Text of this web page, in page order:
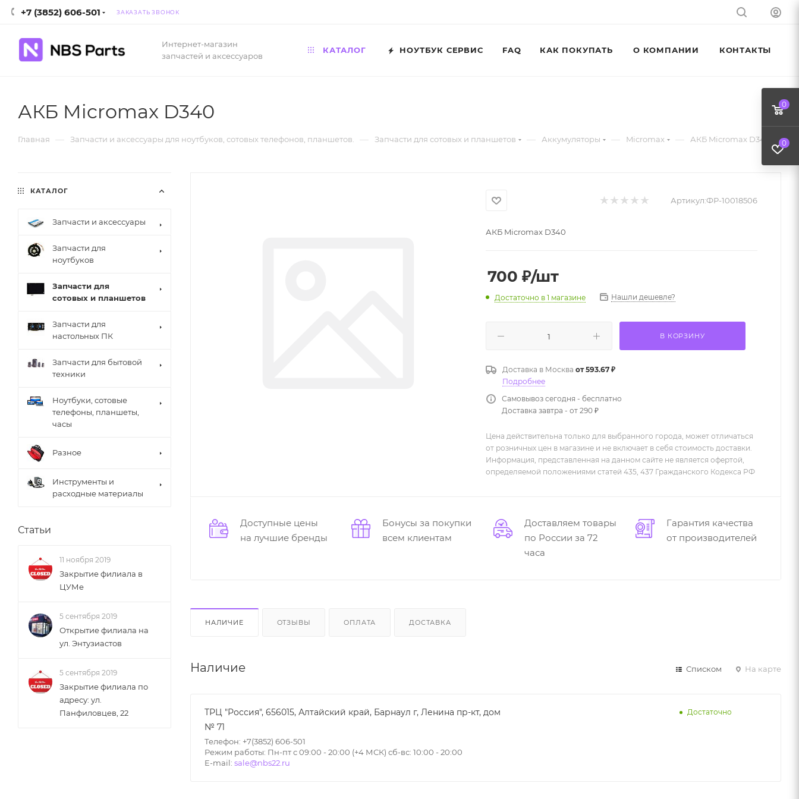
+7 (3852) 606-501 ЗАКАЗАТЬ ЗВОНОК
Интернет-магазин
запчастей и аксессуаров
КАТАЛОГ НОУТБУК СЕРВИС FAQ КАК ПОКУПАТЬ О КОМПАНИИ КОНТАКТЫ
АКБ Micromax D340
Главная — Запчасти и аксессуары для ноутбуков, сотовых телефонов, планшетов. — Запчасти для сотовых и планшетов — Аккумуляторы — Micromax — АКБ Micromax D340
Артикул:ФР-10018506
АКБ Micromax D340
700 ₽/шт
Достаточно в 1 магазине Нашли дешевле?
В КОРЗИНУ
Доставка в Москва от 593.67 ₽
Подробнее
Самовывоз сегодня - бесплатно
Доставка завтра - от 290 ₽
Цена действительна только для выбранного города, может отличаться
от розничных цен в магазине и не включает в себя стоимость доставки.
Информация, представленная на данном сайте не является офертой,
определяемой положениями статей 435, 437 Гражданского Кодекса РФ
Доступные цены
на лучшие бренды
Бонусы за покупки
всем клиентам
Доставляем товары
по России за 72
часа
Гарантия качества
от производителей
НАЛИЧИЕ ОТЗЫВЫ ОПЛАТА ДОСТАВКА
Наличие Списком На карте
ТРЦ "Россия", 656015, Алтайский край, Барнаул г, Ленина пр-кт, дом
№ 71
Телефон: +7(3852) 606-501
Режим работы: Пн-пт с 09:00 - 20:00 (+4 МСК) сб-вс: 10:00 - 20:00
E-mail: sale@nbs22.ru
Достаточно
КАТАЛОГ
Запчасти и аксессуары
Запчасти для
ноутбуков
Запчасти для
сотовых и планшетов
Запчасти для
настольных ПК
Запчасти для бытовой
техники
Ноутбуки, сотовые
телефоны, планшеты,
часы
Разное
Инструменты и
расходные материалы
Статьи
11 ноября 2019
Закрытие филиала в
ЦУМе
5 сентября 2019
Открытие филиала на
ул. Энтузиастов
5 сентября 2019
Закрытие филиала по
адресу: ул.
Панфиловцев, 22
0
0